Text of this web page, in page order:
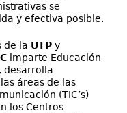
se
y efectiva posible.
de la UTP y
imparte Educación
desarrolla
áreas de las
(TIC’s)
los Centros